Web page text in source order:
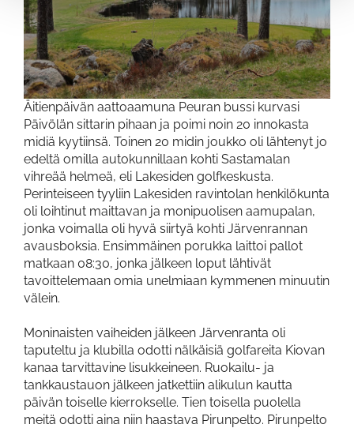
Äitienpäivän aattoaamuna Peuran bussi kurvasi
Päivölän sittarin pihaan ja poimi noin 20 innokasta
midiä kyytiinsä. Toinen 20 midin joukko oli lähtenyt jo
edeltä omilla autokunnillaan kohti Sastamalan
vihreää helmeä, eli Lakesiden golfkeskusta.
Perinteiseen tyyliin Lakesiden ravintolan henkilökunta
oli loihtinut maittavan ja monipuolisen aamupalan,
jonka voimalla oli hyvä siirtyä kohti Järvenrannan
avausboksia. Ensimmäinen porukka laittoi pallot
matkaan 08:30, jonka jälkeen loput lähtivät
tavoittelemaan omia unelmiaan kymmenen minuutin
välein.
Moninaisten vaiheiden jälkeen Järvenranta oli
taputeltu ja klubilla odotti nälkäisiä golfareita Kiovan
kanaa tarvittavine lisukkeineen. Ruokailu- ja
tankkaustauon jälkeen jatkettiin alikulun kautta
päivän toiselle kierrokselle. Tien toisella puolella
meitä odotti aina niin haastava Pirunpelto. Pirunpelto